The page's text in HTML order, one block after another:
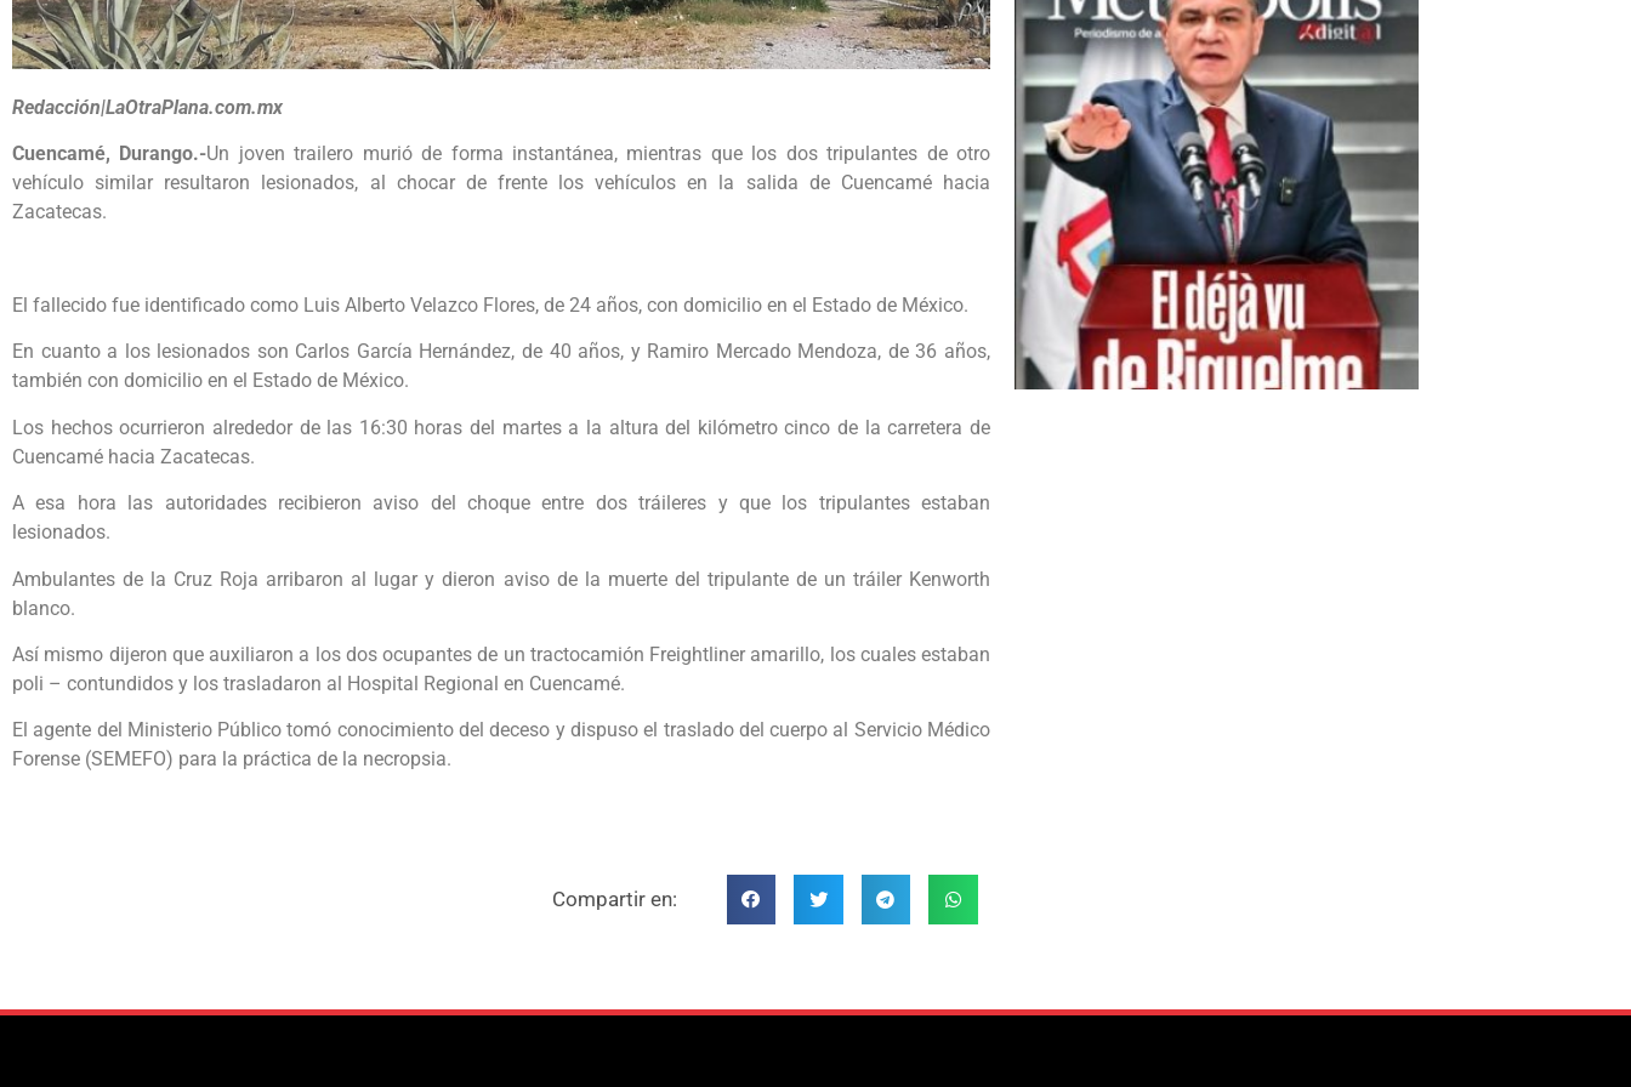
Redacción|LaOtraPlana.com.mx
Cuencamé, Durango.-Un joven trailero murió de forma instantánea, mientras que los dos tripulantes de otro
vehículo similar resultaron lesionados, al chocar de frente los vehículos en la salida de Cuencamé hacia
Zacatecas.
El fallecido fue identificado como Luis Alberto Velazco Flores, de 24 años, con domicilio en el Estado de México.
En cuanto a los lesionados son Carlos García Hernández, de 40 años, y Ramiro Mercado Mendoza, de 36 años,
también con domicilio en el Estado de México.
Los hechos ocurrieron alrededor de las 16:30 horas del martes a la altura del kilómetro cinco de la carretera de
Cuencamé hacia Zacatecas.
A esa hora las autoridades recibieron aviso del choque entre dos tráileres y que los tripulantes estaban
lesionados.
Ambulantes de la Cruz Roja arribaron al lugar y dieron aviso de la muerte del tripulante de un tráiler Kenworth
blanco.
Así mismo dijeron que auxiliaron a los dos ocupantes de un tractocamión Freightliner amarillo, los cuales estaban
poli – contundidos y los trasladaron al Hospital Regional en Cuencamé.
El agente del Ministerio Público tomó conocimiento del deceso y dispuso el traslado del cuerpo al Servicio Médico
Forense (SEMEFO) para la práctica de la necropsia.
Compartir en: